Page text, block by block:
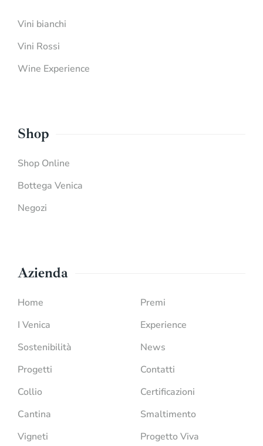
Vini bianchi
Vini Rossi
Wine Experience
Shop
Shop Online
Bottega Venica
Negozi
Azienda
Home
I Venica
Sostenibilità
Progetti
Collio
Cantina
Vigneti
Premi
Experience
News
Contatti
Certificazioni
Smaltimento
Progetto Viva